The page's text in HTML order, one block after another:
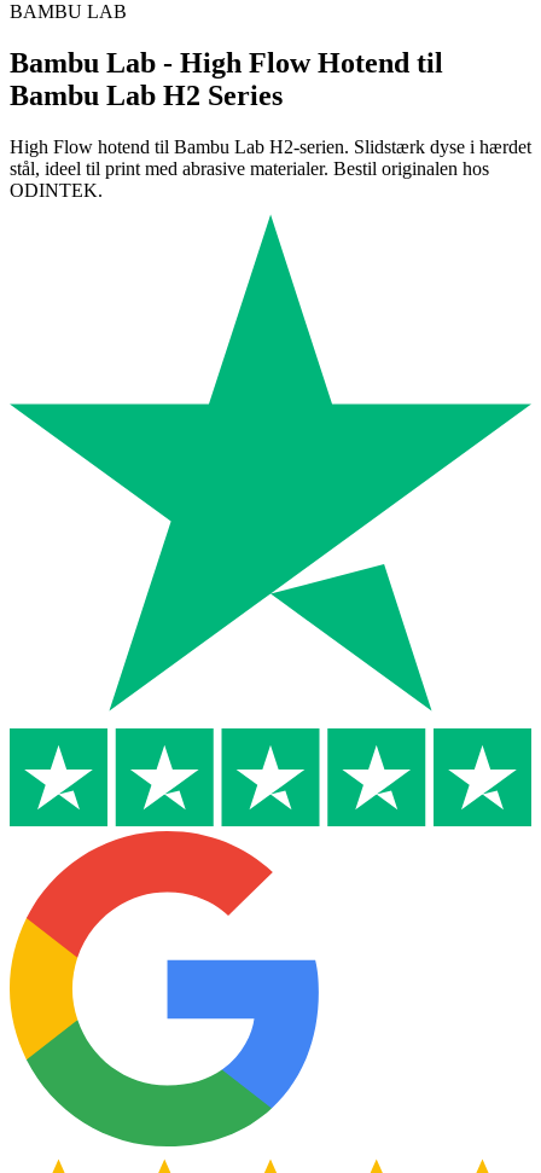
BAMBU LAB
Bambu Lab - High Flow Hotend til
Bambu Lab H2 Series
High Flow hotend til Bambu Lab H2-serien. Slidstærk dyse i hærdet
stål, ideel til print med abrasive materialer. Bestil originalen hos
ODINTEK.